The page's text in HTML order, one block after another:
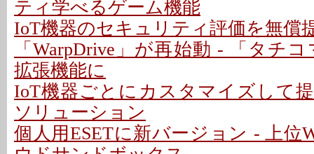
ティ学べるゲーム機能
IoT機器のセキュリティ評価を無償
「WarpDrive」が再始動 - 「タチコ
拡張機能に
IoT機器ごとにカスタマイズして
ソリューション
個人用ESETに新バージョン - 上位